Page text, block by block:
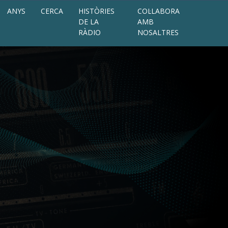
ANYS CERCA
HISTÒRIES
DE LA
RÀDIO
COL·LABORA
AMB
NOSALTRES